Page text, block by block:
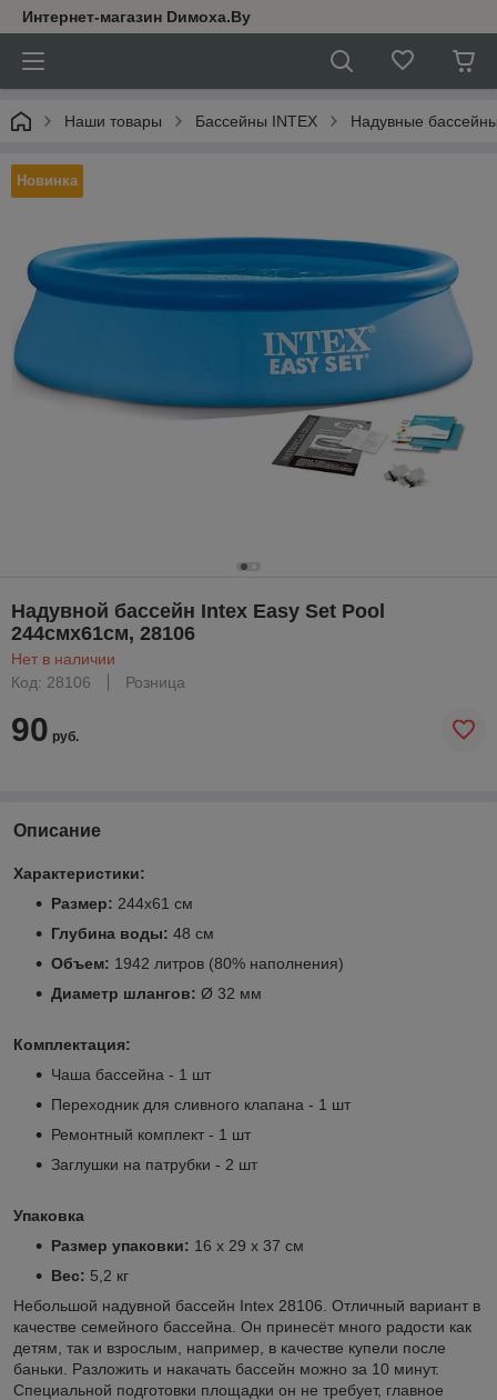
Интернет-магазин Dимoхa.By
Наши товары Бассейны INTEX Надувные
Новинка
Надувной бассейн Intex Easy Set Pool
244смx61см, 28106
Нет в наличии
Код: 28106
Розница
90 руб.
Описание
Характеристики:
Размер: 244x61 см
Глубина воды: 48 см
Объем: 1942 литров (80% наполнения)
Диаметр шлангов: Ø 32 мм
Комплектация:
Чаша бассейна - 1 шт
Переходник для сливного клапана - 1 шт
Ремонтный комплект - 1 шт
Заглушки на патрубки - 2 шт
Упаковка
Размер упаковки: 16 х 29 х 37 см
Вес: 5,2 кг
Небольшой надувной бассейн Intex 28106. Отличный вариант в
качестве семейного бассейна. Он принесёт много радости как
детям, так и взрослым, например, в качестве купели после
баньки. Разложить и накачать бассейн можно за 10 минут.
Специальной подготовки площадки он не требует, главное